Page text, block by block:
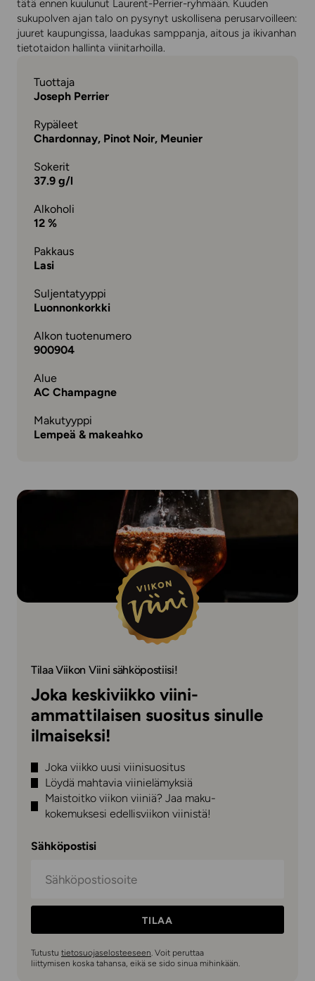
tätä ennen kuulunut Laurent-Perrier-ryhmään. Kuuden
sukupolven ajan talo on pysynyt uskollisena perusarvoilleen:
juuret kaupungissa, laadukas samppanja, aitous ja ikivanhan
tietotaidon hallinta viinitarhoilla.
Tuottaja
Joseph Perrier
Rypäleet
Chardonnay, Pinot Noir, Meunier
Sokerit
37.9 g/l
Alkoholi
12 %
Pakkaus
Lasi
Suljentatyyppi
Luonnonkorkki
Alkon tuotenumero
900904
Alue
AC Champagne
Makutyyppi
Lempeä & makeahko
Tilaa Viikon Viini sähköpostiisi!
Joka keskiviikko viini-
ammattilaisen suositus sinulle
ilmaiseksi!
Joka viikko uusi viinisuositus
Löydä mahtavia viinielämyksiä
Maistoitko viikon viiniä? Jaa maku-
kokemuksesi edellisviikon viinistä!
Sähköpostisi
TILAA
Tutustu tietosuojaselosteeseen. Voit peruttaa
liittymisen koska tahansa, eikä se sido sinua mihinkään.